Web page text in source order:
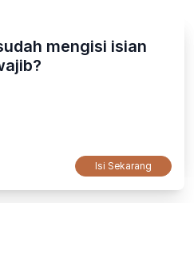
menambahkan
Kami memastikan pesanan
dan tanpa kesalahan.
mengisi isian
Isi Sekarang